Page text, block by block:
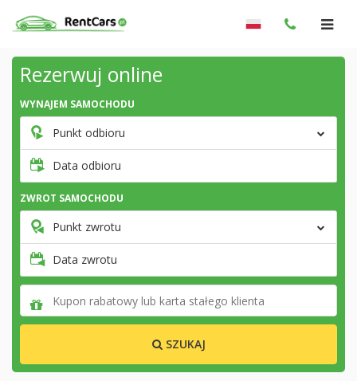
Rezerwuj online
WYNAJEM SAMOCHODU
Punkt odbioru
Data odbioru
ZWROT SAMOCHODU
Punkt zwrotu
Data zwrotu
SZUKAJ